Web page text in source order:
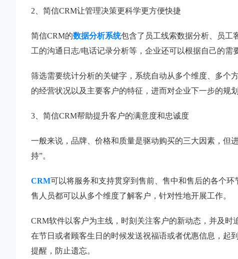
2、简信CRM让管理决策更科学更方便快捷
简信CRM的数据分析系统包含了员工线索数据分析、员工
工的沟通日志/电话记录分析等，企业还可以根据自己的需
筛选需要统计分析的关键字，系统自动从多个维度、多个
的经营状况以及主要客户的特征，进而对企业下一步的规划
3、简信CRM帮助提升客户的满意度和忠诚度
一般来说，品牌、价格和质量是驱动购买的三大因素，但
持”。
CRM可以将服务和支持贯穿到售前、售中和售后的各个
售人员都可以从多个维度了解客户，针对性地开展工作。
CRM软件以客户为主线，时刻关注客户的新动态，并及
在节日或者顾客生日的时候发送祝福语或者优惠信息，起
提醒，防止遗忘。